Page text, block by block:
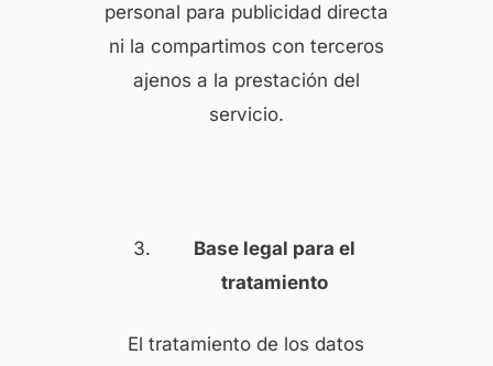
personal para publicidad directa
ni la compartimos con terceros
ajenos a la prestación del
servicio.
Base legal para el
tratamiento
El tratamiento de los datos